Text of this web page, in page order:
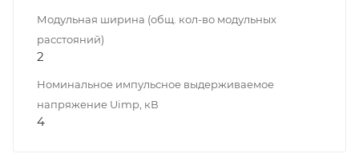
Модульная ширина (общ. кол-во модульных
расстояний)
2
Номинальное импульсное выдерживаемое
напряжение Uimp, кВ
4